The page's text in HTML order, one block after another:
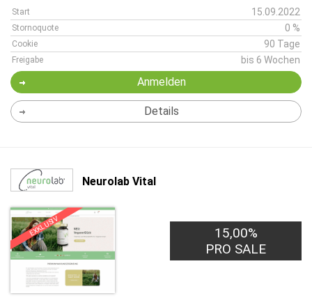
Start 15.09.2022
Stornoquote 0 %
Cookie 90 Tage
Freigabe bis 6 Wochen
Anmelden
Details
Neurolab Vital
EXKLUSIV
15,00%
PRO SALE